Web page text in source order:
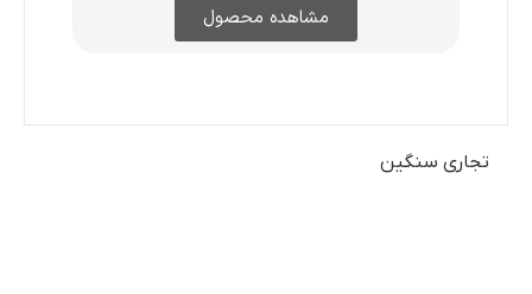
مشاهده محصول
تجاری سنگین